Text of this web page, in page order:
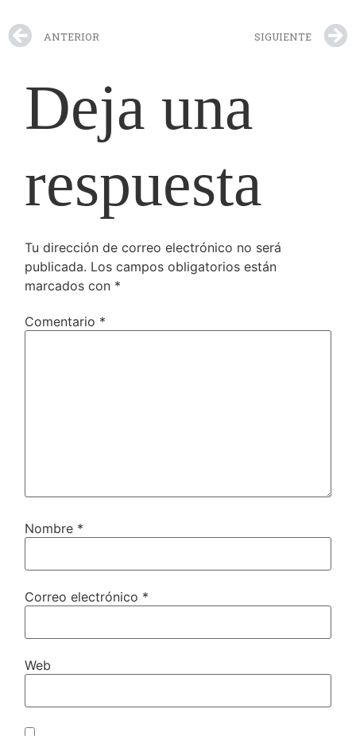
ANTERIOR SIGUIENTE
Deja una
respuesta
Tu dirección de correo electrónico no será
publicada. Los campos obligatorios están
marcados con *
Comentario *
Nombre *
Correo electrónico *
Web